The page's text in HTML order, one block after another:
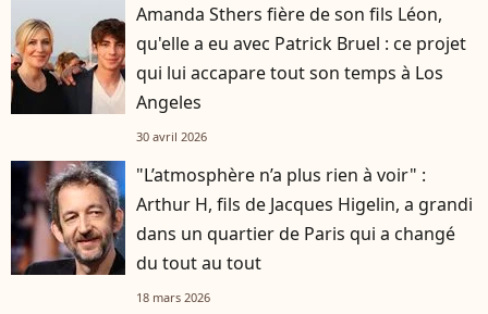
Amanda Sthers fière de son fils Léon,
qu'elle a eu avec Patrick Bruel : ce projet
qui lui accapare tout son temps à Los
Angeles
30 avril 2026
"L’atmosphère n’a plus rien à voir" :
Arthur H, fils de Jacques Higelin, a grandi
dans un quartier de Paris qui a changé
du tout au tout
18 mars 2026